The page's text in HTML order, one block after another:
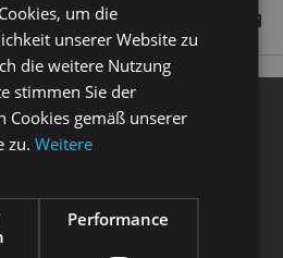
um die
unserer Website zu
die weitere Nutzung
stimmen Sie der
Cookies gemäß unserer
zu.Weitere
Performance